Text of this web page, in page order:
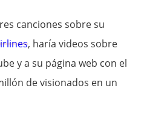
canciones sobre su
, haría videos sobre
y a su página web con el
de visionados en un